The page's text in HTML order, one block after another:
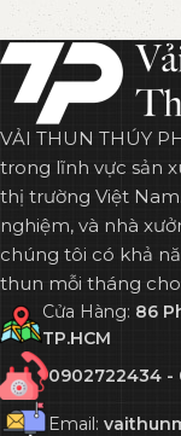
VẢI THUN THÚY
trong lĩnh vực sản
thị trường Việt
nghiệm, và nhà
chúng tôi có khả
thun mỗi tháng
Cửa Hàng: 86
TP.HCM
0902722434 -
Email: